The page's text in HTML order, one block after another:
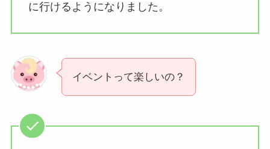
に行けるようになりました。
イベントって楽しいの？